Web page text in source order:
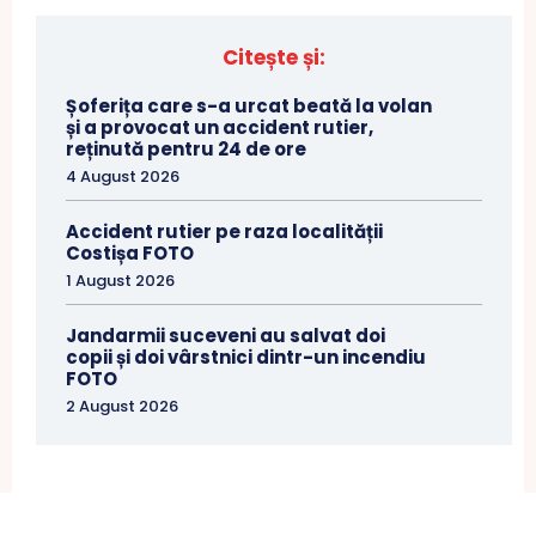
Citește și:
Șoferița care s-a urcat beată la volan
și a provocat un accident rutier,
reținută pentru 24 de ore
4 August 2026
Accident rutier pe raza localității
Costișa FOTO
1 August 2026
Jandarmii suceveni au salvat doi
copii și doi vârstnici dintr-un incendiu
FOTO
2 August 2026